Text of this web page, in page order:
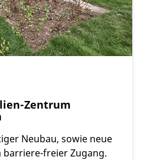
Zentrum
Neubau, sowie neue
barriere-freier Zugang.